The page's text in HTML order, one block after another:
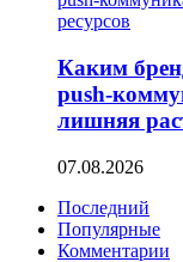
Каким
push-
лишняя
07.08.2026
Последний
Популярные
Комментарии